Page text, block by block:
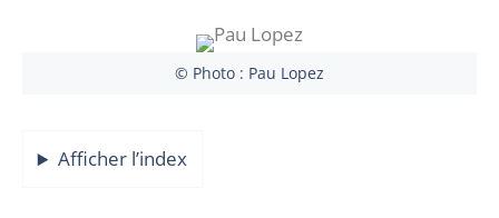
© Photo : Pau Lopez
Afficher l’index